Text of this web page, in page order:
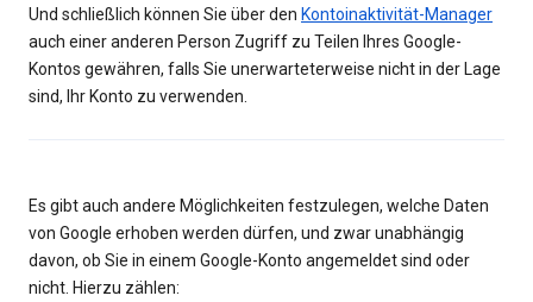
Und schließlich können Sie über den Kontoinaktivität-Manager
auch einer anderen Person Zugriff zu Teilen Ihres Google-
Kontos gewähren, falls Sie unerwarteterweise nicht in der Lage
sind, Ihr Konto zu verwenden.
Es gibt auch andere Möglichkeiten festzulegen, welche Daten
von Google erhoben werden dürfen, und zwar unabhängig
davon, ob Sie in einem Google-Konto angemeldet sind oder
nicht. Hierzu zählen: